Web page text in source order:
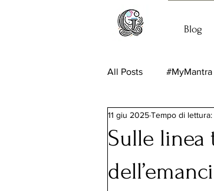
Blog
All Posts #MyMantra
Sulle linea
11 giu 2025Tempo di lettura: